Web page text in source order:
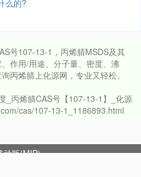
么的?
号107-13-1，丙烯腈MSDS及其
作用/用途、分子量、密度、沸
丙烯腈上化源网，专业又轻松。
_丙烯腈CAS号【107-13-1】_化源
cas/107-13-1_1186893.html
动版(MIP)